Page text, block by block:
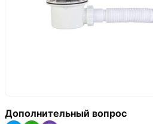
Дополнительный вопрос